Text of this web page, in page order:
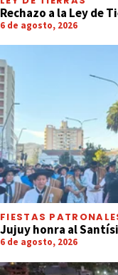
Rechazo a la Ley de
6 de agosto, 2026
FIESTAS
Jujuy honra al
6 de agosto, 2026